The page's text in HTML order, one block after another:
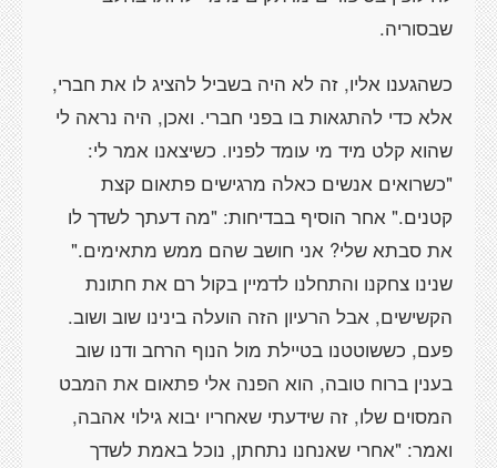
שבסוריה.
כשהגענו אליו, זה לא היה בשביל להציג לו את חברי,
אלא כדי להתגאות בו בפני חברי. ואכן, היה נראה לי
שהוא קלט מיד מי עומד לפניו. כשיצאנו אמר לי:
"כשרואים אנשים כאלה מרגישים פתאום קצת
קטנים." אחר הוסיף בבדיחות: "מה דעתך לשדך לו
את סבתא שלי? אני חושב שהם ממש מתאימים."
שנינו צחקנו והתחלנו לדמיין בקול רם את חתונת
הקשישים, אבל הרעיון הזה הועלה בינינו שוב ושוב.
פעם, כששוטטנו בטיילת מול הנוף הרחב ודנו שוב
בענין ברוח טובה, הוא הפנה אלי פתאום את המבט
המסוים שלו, זה שידעתי שאחריו יבוא גילוי אהבה,
ואמר: "אחרי שאנחנו נתחתן, נוכל באמת לשדך